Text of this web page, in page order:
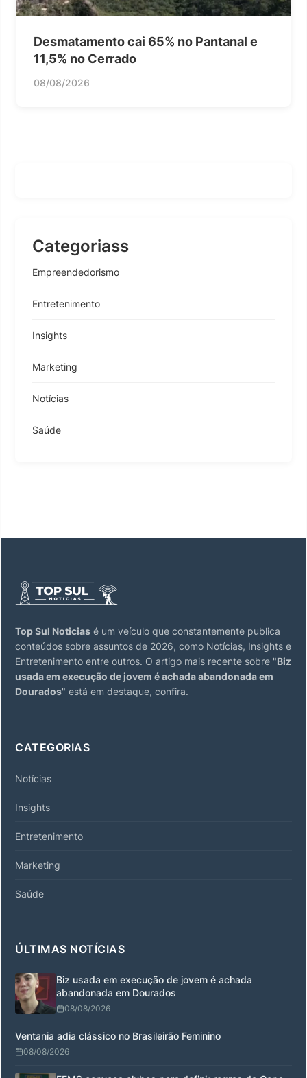
Desmatamento cai 65% no Pantanal e
11,5% no Cerrado
08/08/2026
Categoriass
Empreendedorismo
Entretenimento
Insights
Marketing
Notícias
Saúde
Top Sul Noticias é um veículo que constantemente publica
conteúdos sobre assuntos de 2026, como Notícias, Insights e
Entretenimento entre outros. O artigo mais recente sobre "Biz
usada em execução de jovem é achada abandonada em
Dourados" está em destaque, confira.
CATEGORIAS
Notícias
Insights
Entretenimento
Marketing
Saúde
ÚLTIMAS NOTÍCIAS
Biz usada em execução de jovem é achada
abandonada em Dourados
08/08/2026
Ventania adia clássico no Brasileirão Feminino
08/08/2026